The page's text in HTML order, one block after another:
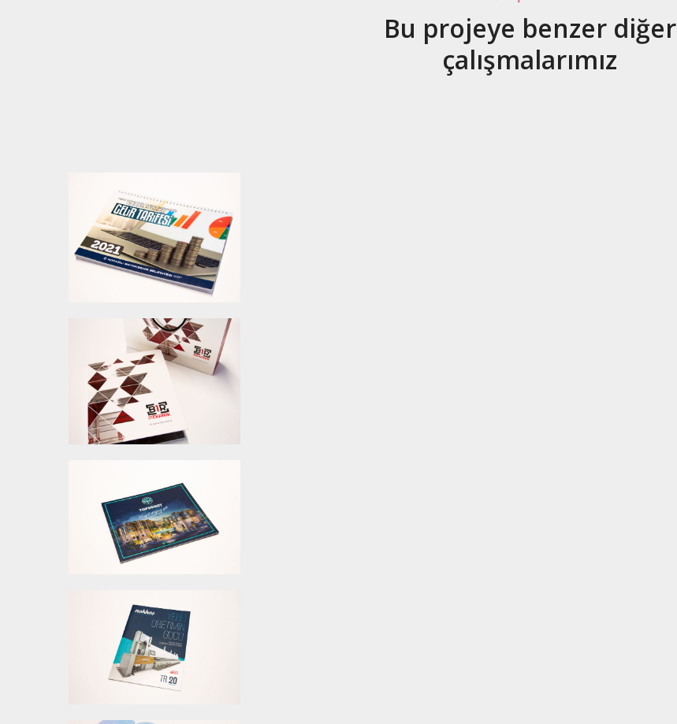
Bu projeye benzer diğer
çalışmalarımız
KOCAELI BÜYÜKŞEHIR
BELEDIYESI GELIR
TARIFESI KITAPÇIĞI
KURUMSAL İŞLER
EVLERI KATALOG
TASARIMI